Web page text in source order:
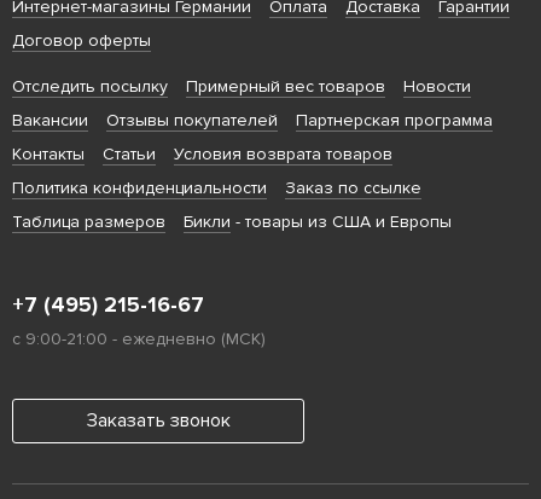
Интернет-магазины Германии
Оплата Доставка
Гарантии
Договор оферты
Отследить посылку Примерный вес товаров
Новости
Вакансии
Отзывы покупателей
Партнерская программа
Контакты
Статьи
Условия возврата товаров
Политика конфиденциальности
Заказ по ссылке
Таблица размеров
Бикли - товары из США и Европы
+7 (495) 215-16-67
с 9:00-21:00 - ежедневно (МСК)
Заказать звонок